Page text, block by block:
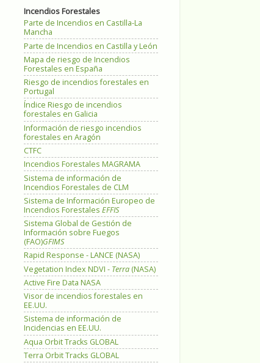
Incendios Forestales
Parte de Incendios en Castilla-La
Mancha
Parte de Incendios en Castilla y León
Mapa de riesgo de Incendios
Forestales en España
Riesgo de incendios forestales en
Portugal
Índice Riesgo de incendios
forestales en Galicia
Información de riesgo incendios
forestales en Aragón
CTFC
Incendios Forestales MAGRAMA
Sistema de información de
Incendios Forestales de CLM
Sistema de Información Europeo de
Incendios Forestales EFFIS
Sistema Global de Gestión de
Información sobre Fuegos
(FAO)GFIMS
Rapid Response - LANCE (NASA)
Vegetation Index NDVI - Terra (NASA)
Active Fire Data NASA
Visor de incendios forestales en
EE.UU.
Sistema de información de
Incidencias en EE.UU.
Aqua Orbit Tracks GLOBAL
Terra Orbit Tracks GLOBAL